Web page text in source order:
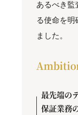
あるべき監
る使命を明
ました。
最先端の
保証業務